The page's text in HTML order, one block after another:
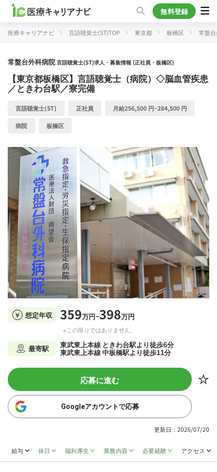
無料登録
医療キャリアナビ 言語聴覚士(ST)TOP 東京都 板橋区 常盤
常盤台外科病院言語聴覚士(ST)求人・募集情報 (正社員・板橋区)
【東京都板橋区】言語聴覚士（病院）◇脳血管疾患
／ときわ台駅／寮完備
言語聴覚士(ST) 正社員 月給256,500 円~284,500 円
病院 板橋区
想定年収 359万円~398万円
※この限りではありません。
最寄駅
東武東上本線 ときわ台駅より徒歩6分
東武東上本線 中板橋駅より徒歩11分
応募に進む
Googleアカウントで応募
更新日：2026/07/20
給与 休日 福利厚生 業務内容 必要経験 アクセス